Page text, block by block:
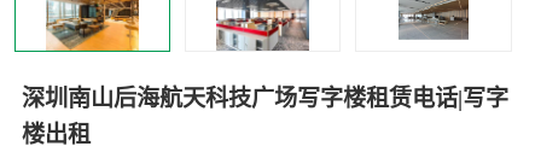
深圳南山后海航天科技广场写字楼租赁电话|写字
楼出租
兴东 石岩
南山后海